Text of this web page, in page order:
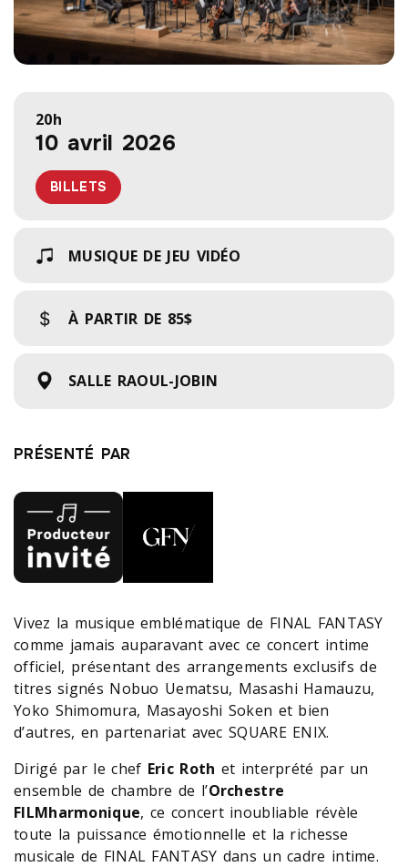
20h
10 avril 2026
BILLETS
MUSIQUE DE JEU VIDÉO
À PARTIR DE 85$
SALLE RAOUL-JOBIN
PRÉSENTÉ PAR
Vivez la musique emblématique de FINAL FANTASY
comme jamais auparavant avec ce concert intime
officiel, présentant des arrangements exclusifs de
titres signés Nobuo Uematsu, Masashi Hamauzu,
Yoko Shimomura, Masayoshi Soken et bien
d’autres, en partenariat avec SQUARE ENIX.
Dirigé par le chef Eric Roth et interprété par un
ensemble de chambre de l’Orchestre
FILMharmonique, ce concert inoubliable révèle
toute la puissance émotionnelle et la richesse
musicale de FINAL FANTASY dans un cadre intime.